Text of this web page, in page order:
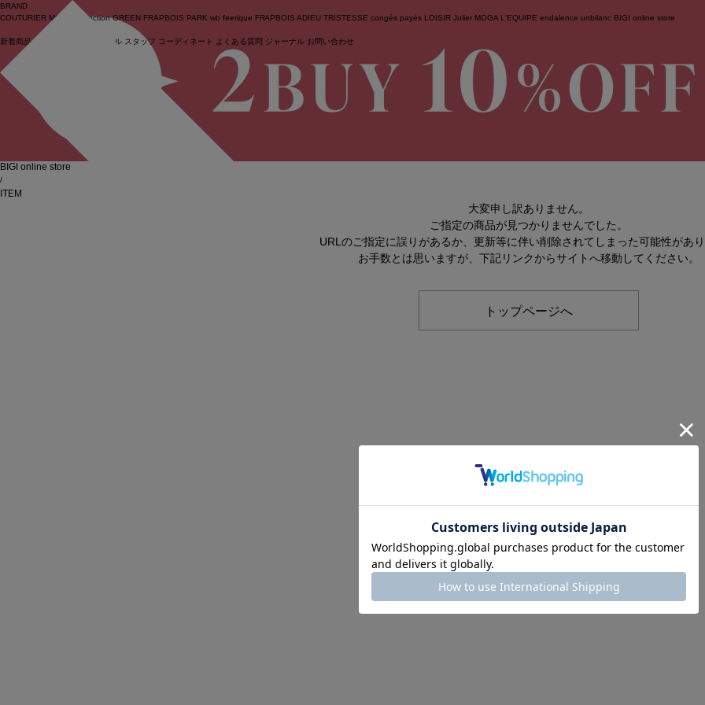
ログイン
BRAND
COUTURIER MOGA Collection GREEN FRAPBOIS PARK wb feerique FRAPBOIS ADIEU TRISTESSE congés payés LOISIR Julier MOGA L'EQUIPE endalence unbilanc BIGI online store
新着商品 (ライブ) セール スタッフ コーディネート よくある質問 ジャーナル お問い合わせ
BIGI online store
/
ITEM
大変申し訳ありません。
ご指定の商品が見つかりませんでした。
URLのご指定に誤りがあるか、更新等に伴い削除されてしまった可能性があ
お手数とは思いますが、下記リンクからサイトへ移動してください。
トップページへ